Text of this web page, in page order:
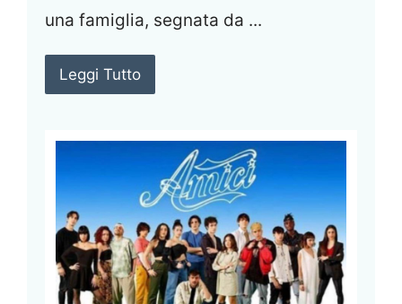
una famiglia, segnata da ...
Leggi Tutto